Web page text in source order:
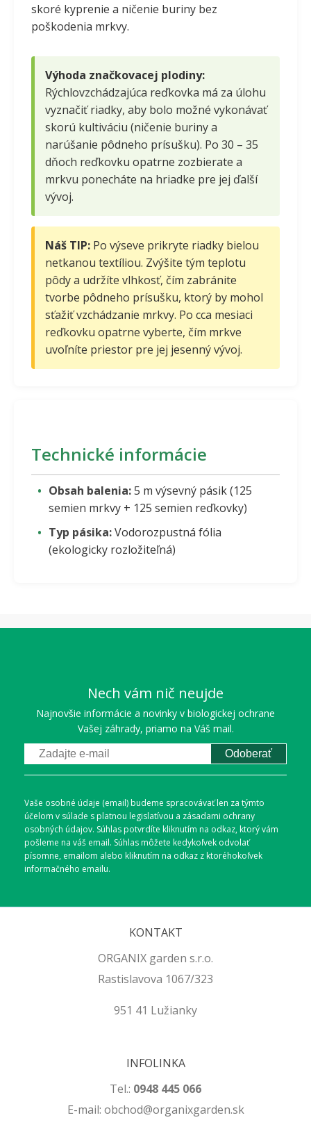
skoré kyprenie a ničenie buriny bez
poškodenia mrkvy.
Výhoda značkovacej plodiny:
Rýchlovzchádzajúca reďkovka má za úlohu
vyznačiť riadky, aby bolo možné vykonávať
skorú kultiváciu (ničenie buriny a
narúšanie pôdneho prísušku). Po 30 – 35
dňoch reďkovku opatrne zozbierate a
mrkvu ponecháte na hriadke pre jej ďalší
vývoj.
Náš TIP: Po výseve prikryte riadky bielou
netkanou textíliou. Zvýšite tým teplotu
pôdy a udržíte vlhkosť, čím zabránite
tvorbe pôdneho prísušku, ktorý by mohol
sťažiť vzchádzanie mrkvy. Po cca mesiaci
reďkovku opatrne vyberte, čím mrkve
uvoľníte priestor pre jej jesenný vývoj.
Technické informácie
Obsah balenia:5 m výsevný pásik (125
semien mrkvy + 125 semien reďkovky)
Typ pásika:Vodorozpustná fólia
(ekologicky rozložiteľná)
Nech vám nič neujde
Najnovšie informácie a novinky v biologickej ochrane
Vašej záhrady, priamo na Váš mail.
Odoberať
Vaše osobné údaje (email) budeme spracovávať len za týmto
účelom v súlade s platnou legislatívou a zásadami ochrany
osobných údajov. Súhlas potvrdíte kliknutím na odkaz, ktorý vám
pošleme na váš email. Súhlas môžete kedykoľvek odvolať
písomne, emailom alebo kliknutím na odkaz z ktoréhokoľvek
informačného emailu.
KONTAKT
ORGANIX garden s.r.o.
Rastislavova 1067/323
951 41 Lužianky
INFOLINKA
Tel.: 0948 445 066
E-mail: obchod@organixgarden.sk